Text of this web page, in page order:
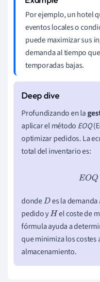
Por ejemplo, un hotel
eventos locales o
puede maximizar sus
demanda al tiempo
temporadas bajas.
Profundizando en la
aplicar el método EOQ
optimizar pedidos. La
total del inventario es:
EO
dondeD es la demanda
pedido yH el coste de
fórmula ayuda a
que minimiza los costes
almacenamiento.